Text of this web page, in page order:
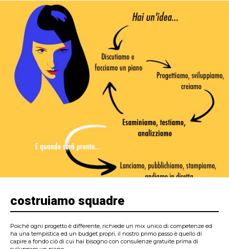
costruiamo squadre
Poiché ogni progetto è differente, richiede un mix unico di competenze ed
ha una tempistica ed un budget propri, il nostro primo passo è quello di
capire a fondo ciò di cui hai bisogno con consulenze gratuite prima di